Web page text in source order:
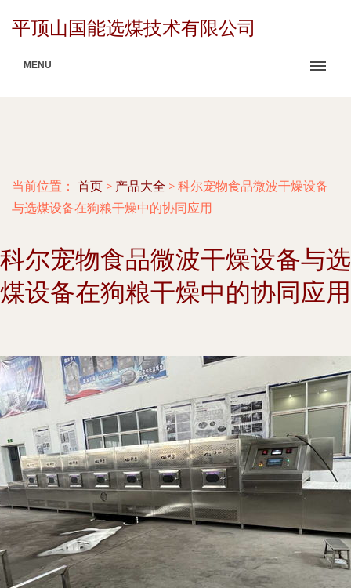
平顶山国能选煤技术有限公司
MENU
当前位置： 首页 > 产品大全 > 科尔宠物食品微波干燥设备
与选煤设备在狗粮干燥中的协同应用
科尔宠物食品微波干燥设备与选
煤设备在狗粮干燥中的协同应用